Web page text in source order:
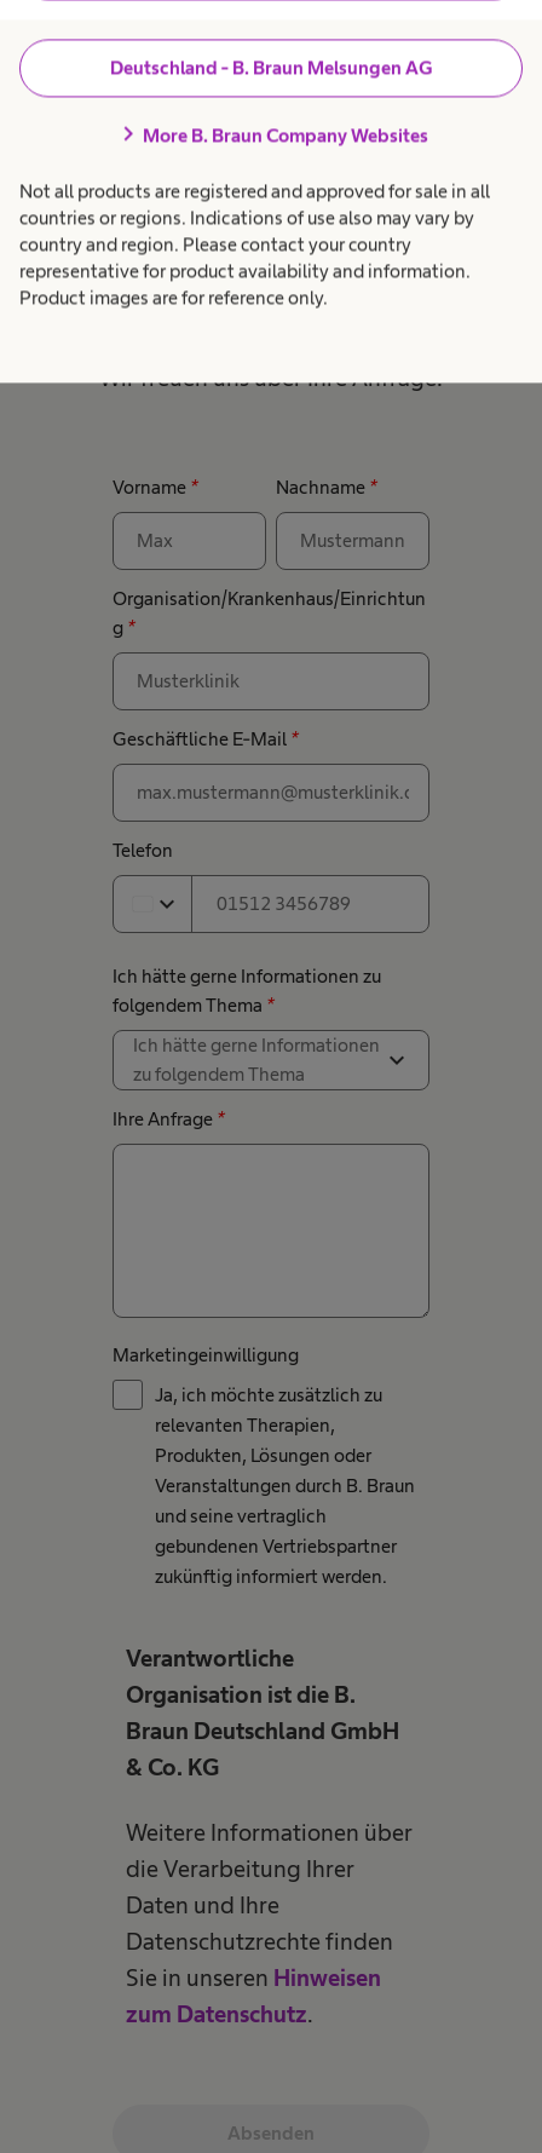
Deutschland - B. Braun Melsungen AG
chevron_right More B. Braun Company Websites
Not all products are registered and approved for sale in all
countries or regions. Indications of use also may vary by
country and region. Please contact your country
representative for product availability and information.
Product images are for reference only.
Kontaktieren Sie unsere
Expert*innen für die
Automatisierung in der Agilen
OP-Versorgung
Wir freuen uns über Ihre Anfrage!
Vorname * Nachname *
Organisation/Krankenhaus/Einrichtun
g *
Geschäftliche E-Mail *
Telefon
expand_more
Ich hätte gerne Informationen zu
folgendem Thema *
Ich hätte gerne Informationen
zu folgendem Thema
expand_more
Ihre Anfrage *
Marketingeinwilligung
Ja, ich möchte zusätzlich zu
relevanten Therapien,
Produkten, Lösungen oder
Veranstaltungen durch B. Braun
und seine vertraglich
gebundenen Vertriebspartner
zukünftig informiert werden.
Verantwortliche
Organisation ist die B.
Braun Deutschland GmbH
& Co. KG
Weitere Informationen über
die Verarbeitung Ihrer
Daten und Ihre
Datenschutzrechte finden
Sie in unseren Hinweisen
zum Datenschutz.
Absenden